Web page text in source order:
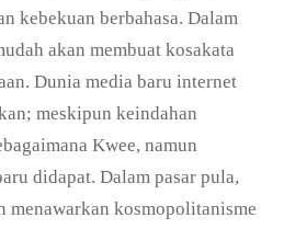
kebekuan berbahasa. Dalam
akan membuat kosakata
Dunia media baru internet
meskipun keindahan
Kwee, namun
didapat. Dalam pasar pula,
menawarkan kosmopolitanisme